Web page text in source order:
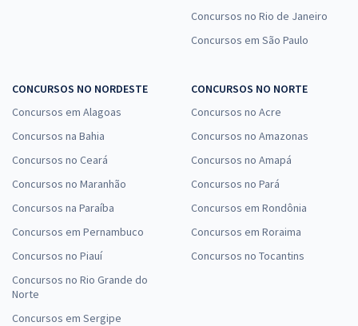
Concursos no Rio de Janeiro
Concursos em São Paulo
CONCURSOS NO NORDESTE
Concursos em Alagoas
Concursos na Bahia
Concursos no Ceará
Concursos no Maranhão
Concursos na Paraíba
Concursos em Pernambuco
Concursos no Piauí
Concursos no Rio Grande do
Norte
Concursos em Sergipe
CONCURSOS NO NORTE
Concursos no Acre
Concursos no Amazonas
Concursos no Amapá
Concursos no Pará
Concursos em Rondônia
Concursos em Roraima
Concursos no Tocantins